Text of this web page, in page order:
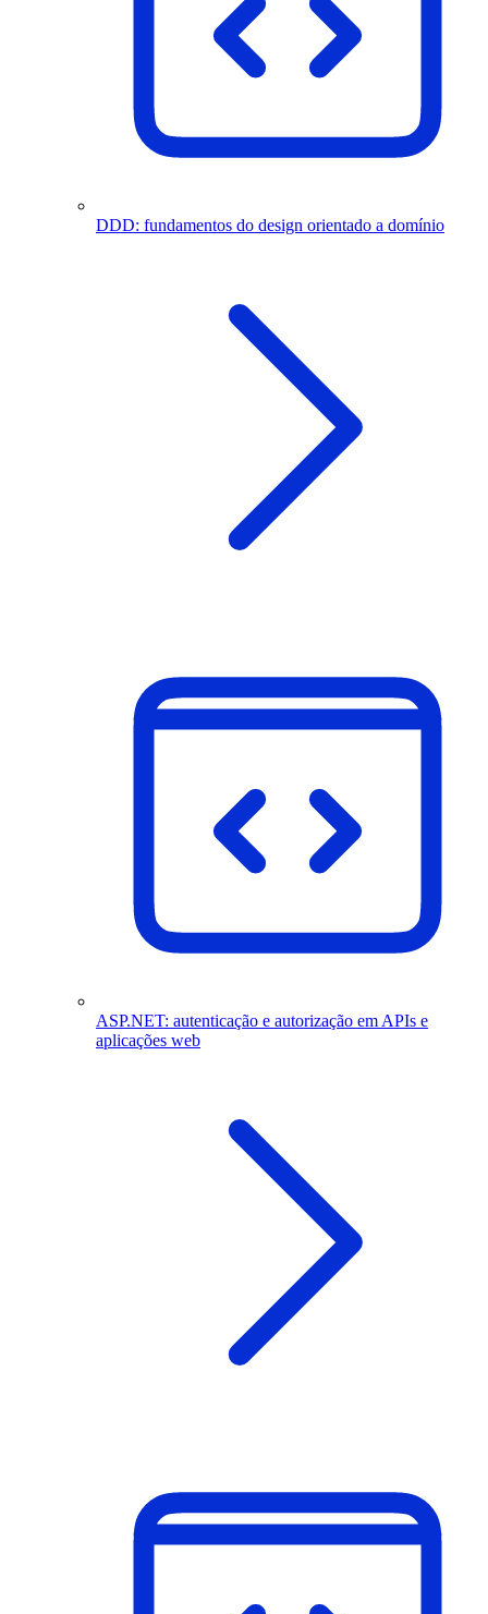
DDD: fundamentos do design orientado a domínio
ASP.NET: autenticação e autorização em APIs e
aplicações web